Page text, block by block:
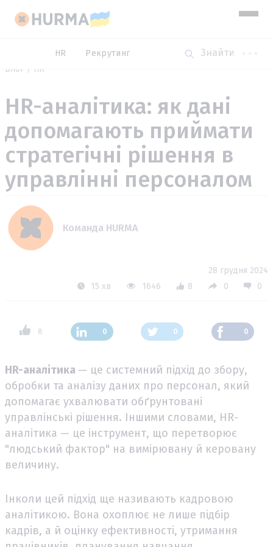
HR
Рекрутинг
Блог
HR
HR-аналітика: як дані
допомагають приймати
стратегічні рішення в
управлінні персоналом
Команда HURMA
28 грудня 2024
15 хв
1646 8 0 0
8 0 0 0
HR-аналітика — це системний підхід до збору,
обробки та аналізу даних про персонал, який
допомагає ухвалювати обґрунтовані
управлінські рішення. Іншими словами, HR-
аналітика — це інструмент, що перетворює
"людський фактор" на вимірювану й керовану
величину.
Інколи цей підхід ще називають кадровою
аналітикою. Вона охоплює не лише підбір
кадрів, а й оцінку ефективності, утримання